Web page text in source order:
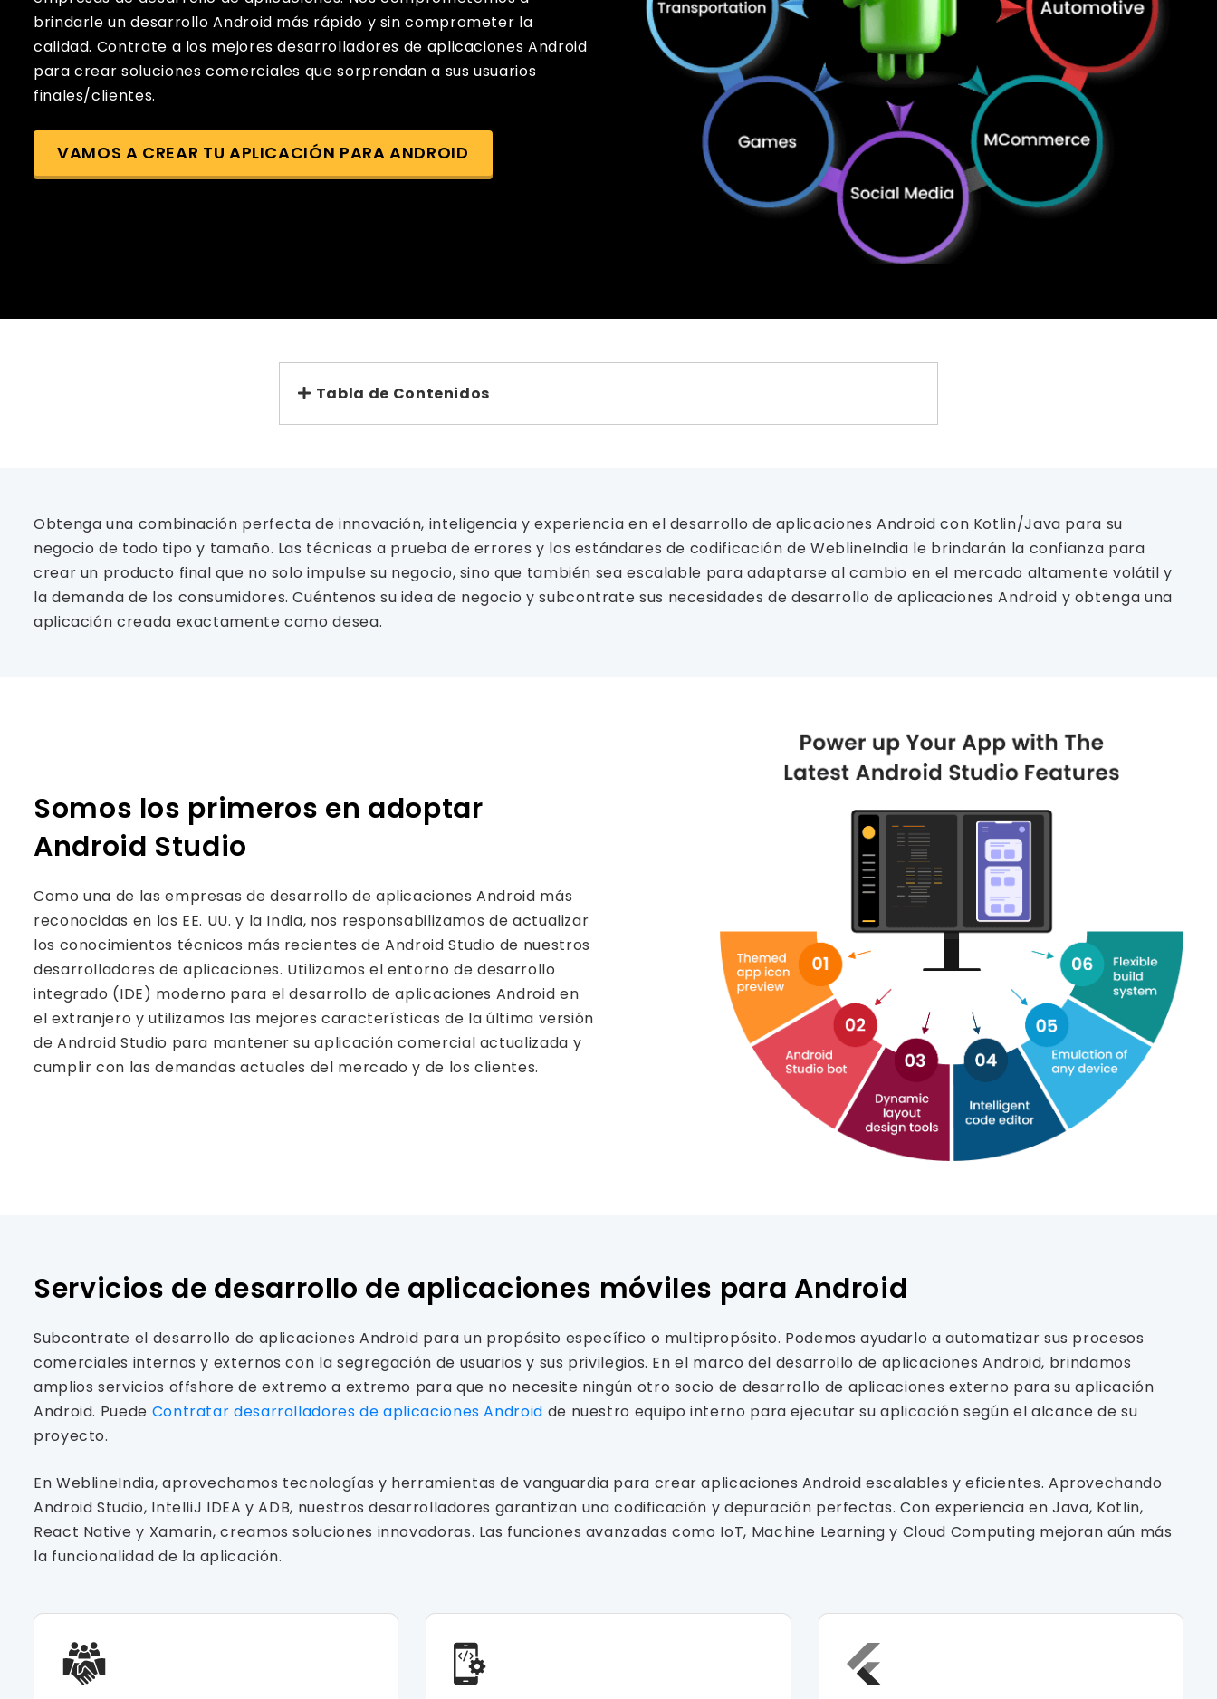
brindarle un desarrollo Android más rápido y sin comprometer la
calidad. Contrate a los mejores desarrolladores de aplicaciones Android
para crear soluciones comerciales que sorprendan a sus usuarios
finales/clientes.
VAMOS A CREAR TU APLICACIÓN PARA ANDROID
Tabla de Contenidos
Obtenga una combinación perfecta de innovación, inteligencia y experiencia en el desarrollo de aplicaciones Android con Kotlin/Java para su
negocio de todo tipo y tamaño. Las técnicas a prueba de errores y los estándares de codificación de WeblineIndia le brindarán la confianza para
crear un producto final que no solo impulse su negocio, sino que también sea escalable para adaptarse al cambio en el mercado altamente volátil y
la demanda de los consumidores. Cuéntenos su idea de negocio y subcontrate sus necesidades de desarrollo de aplicaciones Android y obtenga una
aplicación creada exactamente como desea.
Somos los primeros en adoptar
Android Studio
Como una de las empresas de desarrollo de aplicaciones Android más
reconocidas en los EE. UU. y la India, nos responsabilizamos de actualizar
los conocimientos técnicos más recientes de Android Studio de nuestros
desarrolladores de aplicaciones. Utilizamos el entorno de desarrollo
integrado (IDE) moderno para el desarrollo de aplicaciones Android en
el extranjero y utilizamos las mejores características de la última versión
de Android Studio para mantener su aplicación comercial actualizada y
cumplir con las demandas actuales del mercado y de los clientes.
Servicios de desarrollo de aplicaciones móviles para Android
Subcontrate el desarrollo de aplicaciones Android para un propósito específico o multipropósito. Podemos ayudarlo a automatizar sus procesos
comerciales internos y externos con la segregación de usuarios y sus privilegios. En el marco del desarrollo de aplicaciones Android, brindamos
amplios servicios offshore de extremo a extremo para que no necesite ningún otro socio de desarrollo de aplicaciones externo para su aplicación
Android. Puede Contratar desarrolladores de aplicaciones Android de nuestro equipo interno para ejecutar su aplicación según el alcance de su
proyecto.
En WeblineIndia, aprovechamos tecnologías y herramientas de vanguardia para crear aplicaciones Android escalables y eficientes. Aprovechando
Android Studio, IntelliJ IDEA y ADB, nuestros desarrolladores garantizan una codificación y depuración perfectas. Con experiencia en Java, Kotlin,
React Native y Xamarin, creamos soluciones innovadoras. Las funciones avanzadas como IoT, Machine Learning y Cloud Computing mejoran aún más
la funcionalidad de la aplicación.